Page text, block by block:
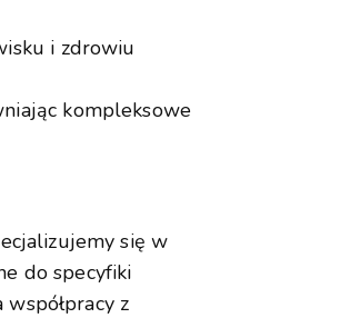
i zdrowiu
kompleksowe
się w
do specyfiki
z